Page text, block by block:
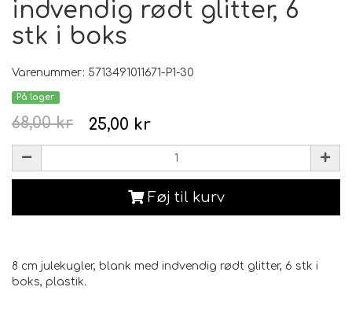
indvendig rødt glitter, 6
stk i boks
Varenummer: 5713491011671-P1-30
På lager
25,00 kr
68,00 kr
Føj til kurv
8 cm julekugler, blank med indvendig rødt glitter, 6 stk i
boks, plastik.